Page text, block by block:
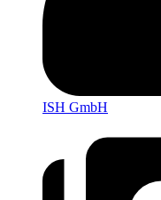
ISH GmbH